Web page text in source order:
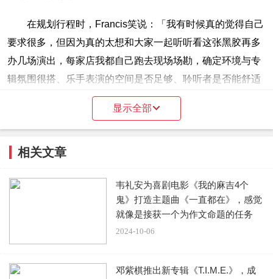
在规划行程时，Francis笑说：「我有时候真的觉得自己
要求很多，但因为真的太想和大家一起听听看这张黑胶再多
办几场演出，每家店我都自己跑去现场场勘，确定环境与专
辑氛围很搭、乐手表演的空间是否足够、聆听者是否能舒适
的待在这个空间、也有很多专业黑胶器材能给大家很棒的体
验，千挑万选最后才决定这些地点。」
显示全部
相关文章
韦礼安为喜剧电影《我的麻吉4个
鬼》打造主题曲《一直都在》，感觉
就像是接获一个为作文命题的任务
2024-10-06
邓紫棋推出新专辑《T.I.M.E.》，成